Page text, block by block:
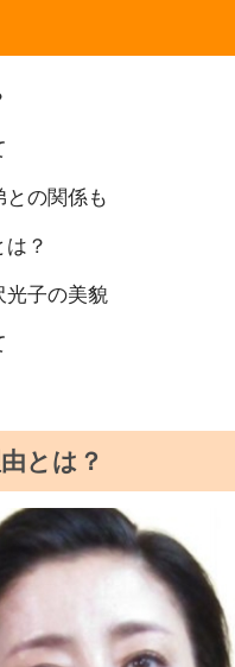
の関係も
？
光子の美貌
とは？